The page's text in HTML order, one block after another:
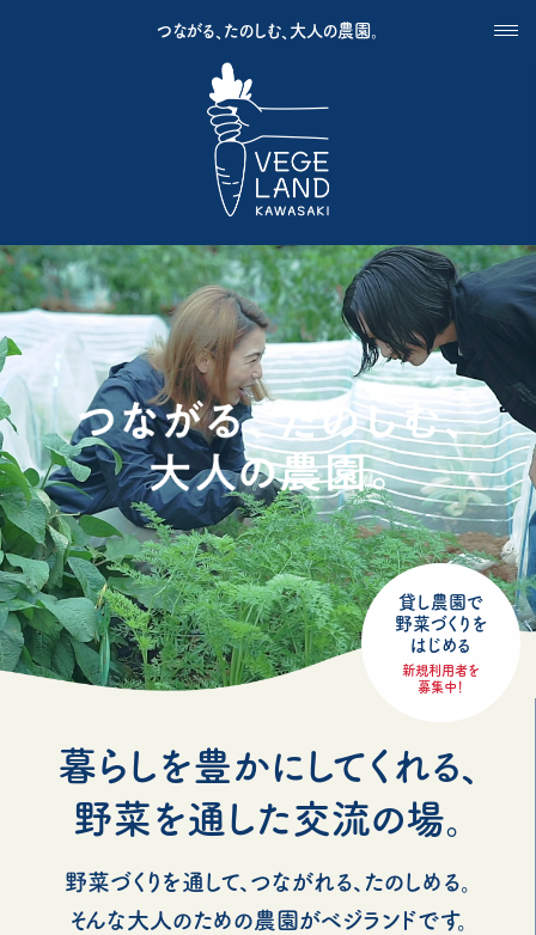
つながる、たのしむ、大人の農園。
貸し農園で
野菜づくりを
はじめる
新規利用者を
募集中！
暮らしを豊かにしてくれる、
野菜を通した交流の場。
野菜づくりを通して、つながれる、たのしめる。
そんな大人のための農園がベジランドです。